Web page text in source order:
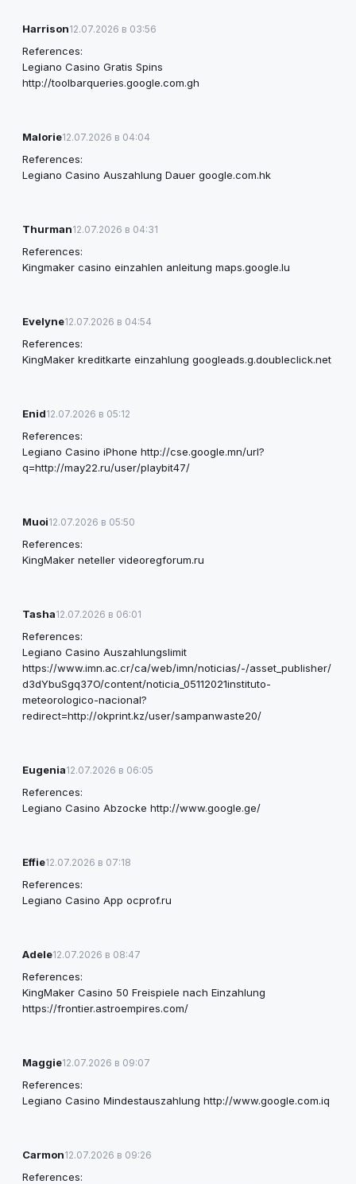
Harrison12.07.2026 в 03:56
References:
Legiano Casino Gratis Spins
http://toolbarqueries.google.com.gh
Malorie12.07.2026 в 04:04
References:
Legiano Casino Auszahlung Dauer google.com.hk
Thurman12.07.2026 в 04:31
References:
Kingmaker casino einzahlen anleitung maps.google.lu
Evelyne12.07.2026 в 04:54
References:
KingMaker kreditkarte einzahlung googleads.g.doubleclick.net
Enid12.07.2026 в 05:12
References:
Legiano Casino iPhone http://cse.google.mn/url?
q=http://may22.ru/user/playbit47/
Muoi12.07.2026 в 05:50
References:
KingMaker neteller videoregforum.ru
Tasha12.07.2026 в 06:01
References:
Legiano Casino Auszahlungslimit
https://www.imn.ac.cr/ca/web/imn/noticias/-/asset_publisher/
d3dYbuSgq37O/content/noticia_05112021instituto-
meteorologico-nacional?
redirect=http://okprint.kz/user/sampanwaste20/
Eugenia12.07.2026 в 06:05
References:
Legiano Casino Abzocke http://www.google.ge/
Effie12.07.2026 в 07:18
References:
Legiano Casino App ocprof.ru
Adele12.07.2026 в 08:47
References:
KingMaker Casino 50 Freispiele nach Einzahlung
https://frontier.astroempires.com/
Maggie12.07.2026 в 09:07
References:
Legiano Casino Mindestauszahlung http://www.google.com.iq
Carmon12.07.2026 в 09:26
References: